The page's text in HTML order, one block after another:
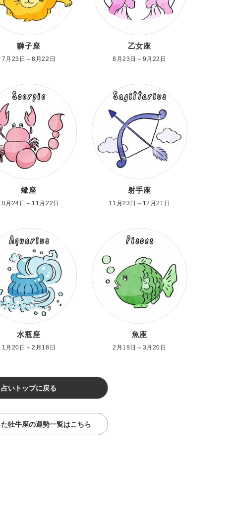
獅子座
7月23日～8月22日
乙女座
8月23日～9月22日
蠍座
月24日～11月22日
射手座
11月23日～12月21日
水瓶座
1月20日～2月18日
魚座
2月19日～3月20日
占いトップに戻る
牡牛座の運勢一覧はこちら